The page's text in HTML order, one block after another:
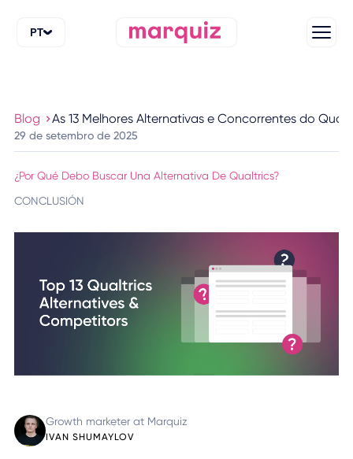
PT
Blog As 13 Melhores Alternativas e Concorrentes do
29 de setembro de 2025
¿Por Qué Debo Buscar Una Alternativa De Qualtrics?
CONCLUSIÓN
Growth marketer at Marquiz
IVAN SHUMAYLOV